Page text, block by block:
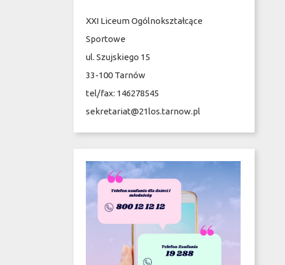
XXI Liceum Ogólnokształcące
Sportowe
ul. Szujskiego 15
33-100 Tarnów
tel/fax: 146278545
sekretariat@21los.tarnow.pl